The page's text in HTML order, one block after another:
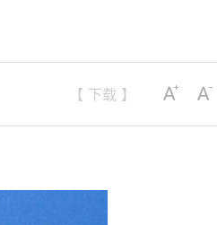
【 下载 】